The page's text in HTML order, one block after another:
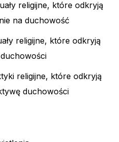
religijne, które odkryją
na duchowość
religijne, które odkryją
religijne, które odkryją
duchowości